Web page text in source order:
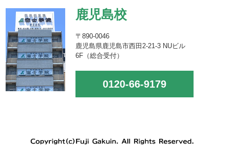
鹿児島校
〒890-0046
鹿児島県鹿児島市西田2-21-3 NUビル
6F（総合受付）
0120-66-9179